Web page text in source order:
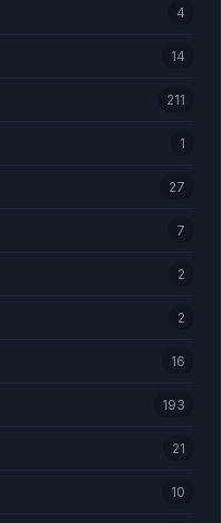
4
14
211
1
27
7
2
2
16
193
21
10